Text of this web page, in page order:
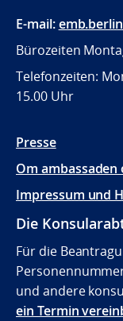
E-mail:
Bürozeiten
Telefonzeiten:
15.00 Uhr
Presse
Om
Impressum und
Die
Für die
und andere
ein Termin